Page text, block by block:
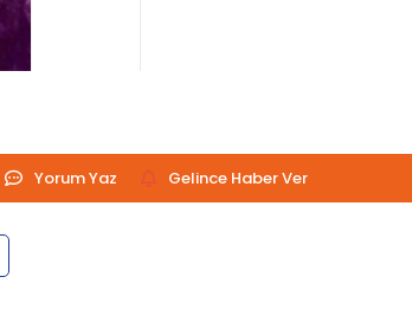
Yorum Yaz Gelince Haber Ver